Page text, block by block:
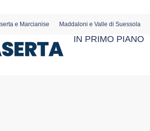
e Marcianise Maddaloni e Valle di Suessola
IN PRIMO PIANO